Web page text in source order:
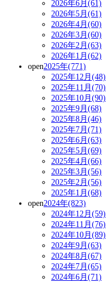
2026年6月(61)
2026年5月(61)
2026年4月(60)
2026年3月(60)
2026年2月(63)
2026年1月(62)
open2025年(771)
2025年12月(48)
2025年11月(70)
2025年10月(90)
2025年9月(68)
2025年8月(46)
2025年7月(71)
2025年6月(63)
2025年5月(69)
2025年4月(66)
2025年3月(56)
2025年2月(56)
2025年1月(68)
open2024年(823)
2024年12月(59)
2024年11月(76)
2024年10月(89)
2024年9月(63)
2024年8月(67)
2024年7月(65)
2024年6月(71)